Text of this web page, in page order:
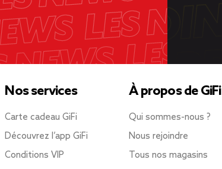
Nos services
Carte cadeau GiFi
Découvrez l’app GiFi
Conditions VIP
À propos de GiFi
Qui sommes-nous ?
Nous rejoindre
Tous nos magasins